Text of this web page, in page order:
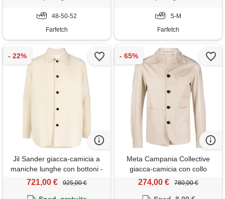
48-50-52
Farfetch
S-M
Farfetch
Jil Sander giacca-camicia a
maniche lunghe con bottoni -
toni neutri
721,00 € 925,00 €
Meta Campania Collective
giacca-camicia con collo
cubano - toni neutri
274,00 € 780,00 €